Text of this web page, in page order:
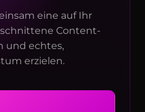
eine auf Ihr
Content-
und echtes,
erzielen.